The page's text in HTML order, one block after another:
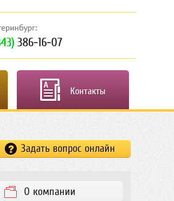
Контакты
Задать вопрос онлайн
О компании